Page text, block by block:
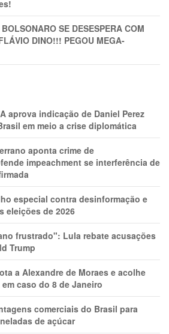
SE DESESPERA COM
DINO!!! PEGOU MEGA-
aprova indicação de Daniel Perez
em meio a crise diplomática
aponta crime de
impeachment se interferência de
especial contra desinformação e
eleições de 2026
frustrado": Lula rebate acusações
Trump
a Alexandre de Moraes e acolhe
caso do 8 de Janeiro
comerciais do Brasil para
de açúcar